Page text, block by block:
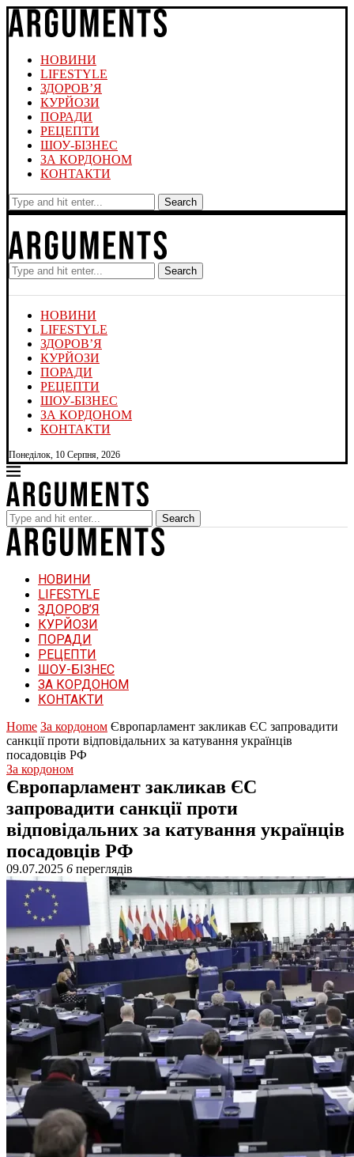
НОВИНИ
LIFESTYLE
ЗДОРОВ’Я
КУРЙОЗИ
ПОРАДИ
РЕЦЕПТИ
ШОУ-БІЗНЕС
ЗА КОРДОНОМ
КОНТАКТИ
Search
Search
НОВИНИ
LIFESTYLE
ЗДОРОВ’Я
КУРЙОЗИ
ПОРАДИ
РЕЦЕПТИ
ШОУ-БІЗНЕС
ЗА КОРДОНОМ
КОНТАКТИ
Понеділок, 10 Серпня, 2026
Search
НОВИНИ
LIFESTYLE
ЗДОРОВ’Я
КУРЙОЗИ
ПОРАДИ
РЕЦЕПТИ
ШОУ-БІЗНЕС
ЗА КОРДОНОМ
КОНТАКТИ
Home За кордоном Європарламент закликав ЄС запровадити
санкції проти відповідальних за катування українців
посадовців РФ
За кордоном
Європарламент закликав ЄС
запровадити санкції проти
відповідальних за катування українців
посадовців РФ
09.07.2025 6 переглядів